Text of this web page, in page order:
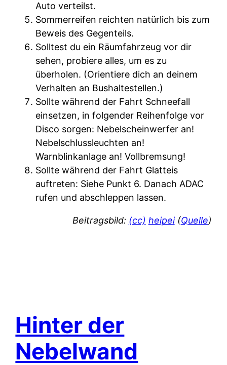
Auto verteilst.
Sommerreifen reichten natürlich bis zum
Beweis des Gegenteils.
Solltest du ein Räumfahrzeug vor dir
sehen, probiere alles, um es zu
überholen. (Orientiere dich an deinem
Verhalten an Bushaltestellen.)
Sollte während der Fahrt Schneefall
einsetzen, in folgender Reihenfolge vor
Disco sorgen: Nebelscheinwerfer an!
Nebelschlussleuchten an!
Warnblinkanlage an! Vollbremsung!
Sollte während der Fahrt Glatteis
auftreten: Siehe Punkt 6. Danach ADAC
rufen und abschleppen lassen.
Beitragsbild: (cc) heipei(Quelle)
Hinter der
Nebelwand